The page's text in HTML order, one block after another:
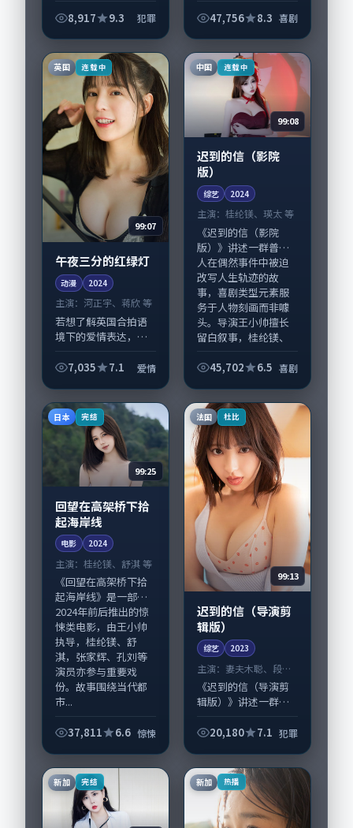
8,917 9.3 犯罪
机》值得关注：剧情
刘亚仁与配角群戏并
重。影片2024年面
47,756 8.3 喜剧
英国 连载中
99:07
午夜三分的红绿灯
动漫 2024
主演： 河正宇、蒋欣 等
若想了解英国合拍语
境下的爱情表达，
灯》值得关注：剧情
宇、蒋欣与配角群戏
并重。影片2024年面
世...
7,035 7.1 爱情
中国 连载中
99:08
迟到的信（影院
版）
综艺 2024
主演：桂纶镁、瑛太 等
《迟到的信（影院
版）》讲述一群普通
人在偶然事件中被迫
改写人生轨迹的故
事，喜剧类型元素服
务于人物刻画而非噱
头。导演王小帅擅长
留白叙事，桂纶镁、
45,702
6.5 喜剧
日本 完结
99:25
回望在高架桥下拾
起海岸线
电影 2024
主演： 桂纶镁、舒淇 等
《回望在高架桥下拾
起海岸线》是一部
2024年前后推出的惊
悚类电影，由王小帅
执导，桂纶镁、舒
淇，张家辉、孔刘等
演员亦参与重要戏
份。故事围绕当代都
市...
37,811 6.6 惊悚
法国 杜比
99:13
迟到的信（导演剪
辑版）
综艺 2023
主演： 妻夫木聪、段奕
宏 等
《迟到的信（导演剪
辑版）》讲述一群普
迫改写人生轨迹的故
头。导演刁亦男擅长
留白叙事，妻夫木聪...
20,180 7.1 犯罪
新加 完结 新加 热播